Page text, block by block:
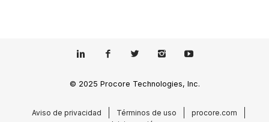
© 2025 Procore Technologies, Inc.
Aviso de privacidad Términos de uso
procore.com